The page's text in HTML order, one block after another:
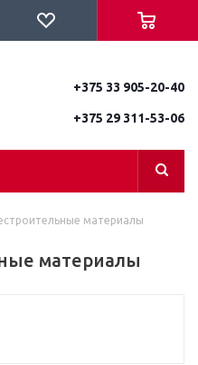
+375 33 905-20-40
+375 29 311-53-06
материалы
материалы